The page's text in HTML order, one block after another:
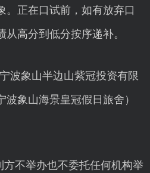
。正在口试前，如有放弃口
高分到低分按序递补。
象山半边山紫冠投资有限
象山海景皇冠假日旅舍）
不举办也不委托任何机构举